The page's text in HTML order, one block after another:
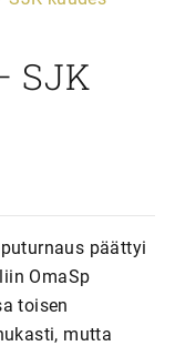
SJK
päättyi
OmaSp
toisen
mutta